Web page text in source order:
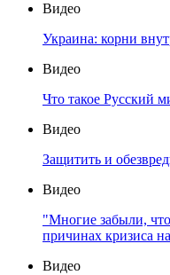
Видео
Украина: корни
Видео
Что такое Русский
Видео
Защитить и
Видео
"Многие забыли,
причинах кризиса
Видео